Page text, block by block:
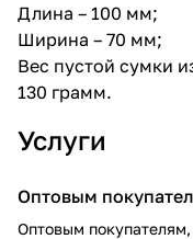
Длина – 100 мм;
Ширина – 70 мм;
Вес пустой сумки
130 грамм.
Услуги
Оптовым
Оптовым